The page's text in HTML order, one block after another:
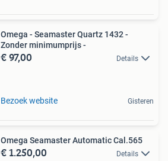
Omega - Seamaster Quartz 1432 -
Zonder minimumprijs -
€ 97,00 Details
Bezoek website Gisteren
Omega Seamaster Automatic Cal.565
€ 1.250,00 Details